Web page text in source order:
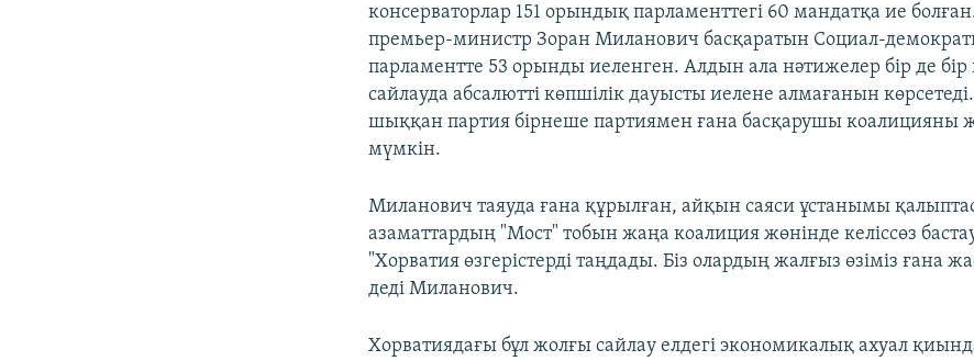
консерваторлар 151 орындық парламенттегі 60 мандатқа ие
премьер-министр Зоран Миланович басқаратын Cоциал-
парламентте 53 орынды иеленген. Алдын ала нәтижелер бір де
сайлауда абсалютті көпшілік дауысты иелене алмағанын
шыққан партия бірнеше партиямен ғана басқарушы коалицияны
мүмкін.
Миланович таяуда ғана құрылған, айқын саяси ұстанымы
азаматтардың "Мост" тобын жаңа коалиция жөнінде келіссөз
"Хорватия өзгерістерді таңдады. Біз олардың жалғыз өзіміз ғана
деді Миланович.
Хорватиядағы бұл жолғы сайлау елдегі экономикалық ахуал